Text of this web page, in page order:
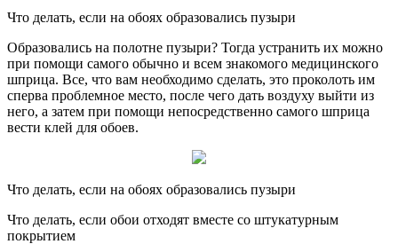
Что делать, если на обоях образовались пузыри
Образовались на полотне пузыри? Тогда устранить их можно
при помощи самого обычно и всем знакомого медицинского
шприца. Все, что вам необходимо сделать, это проколоть им
сперва проблемное место, после чего дать воздуху выйти из
него, а затем при помощи непосредственно самого шприца
вести клей для обоев.
Что делать, если на обоях образовались пузыри
Что делать, если обои отходят вместе со штукатурным
покрытием